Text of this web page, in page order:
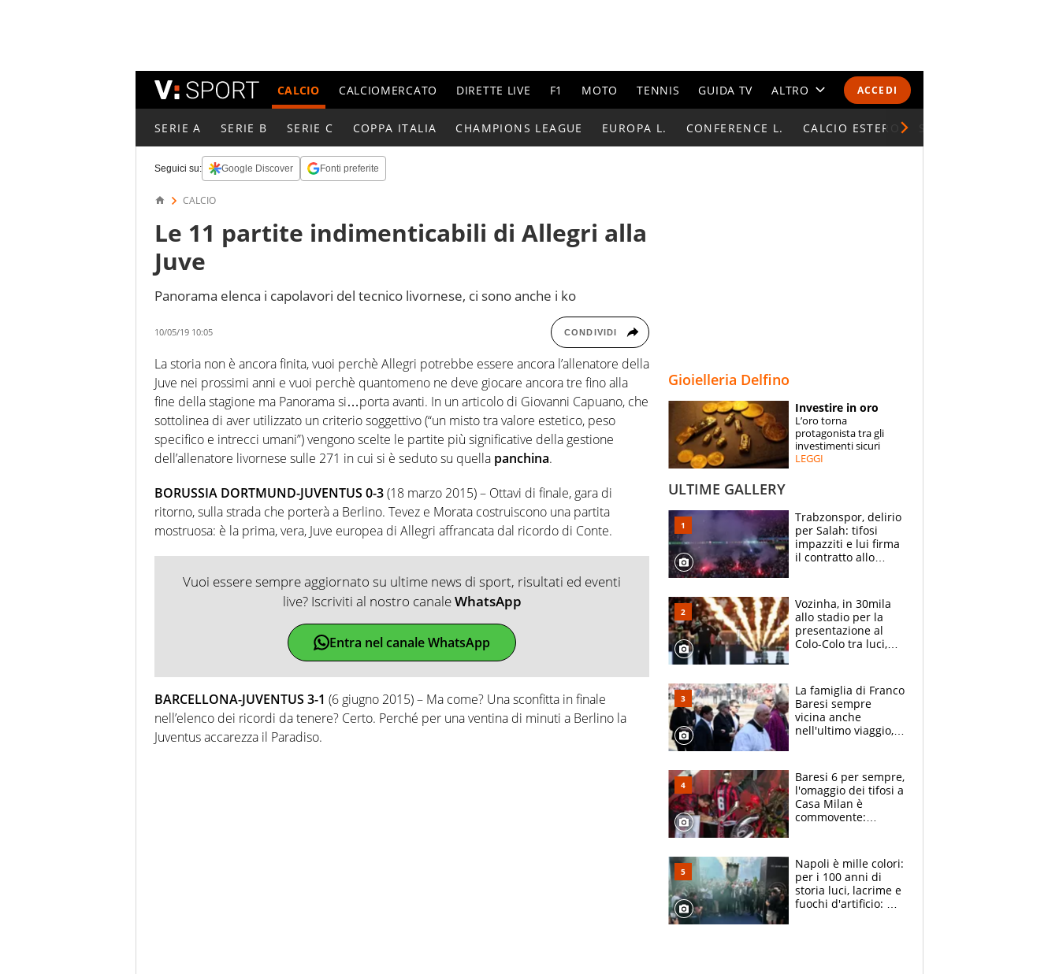
ACCEDI
CALCIO CALCIOMERCATO DIRETTE LIVE F1 MOTO TENNIS GUIDA TV ALTRO
CALENDARI E CLASSIFICHE
ESPERTI
CONTATTI
SERIE A SERIE B SERIE C COPPA ITALIA CHAMPIONS LEAGUE EUROPA L. CONFERENCE L. CALCIO ESTERO
Seguici su: Google Discover Fonti preferite
CALCIO
Le 11 partite indimenticabili di Allegri alla
Juve
Panorama elenca i capolavori del tecnico livornese, ci sono anche i ko
10/05/19 10:05 CONDIVIDI
La storia non è ancora finita, vuoi perchè Allegri potrebbe essere ancora l’allenatore della
Juve nei prossimi anni e vuoi perchè quantomeno ne deve giocare ancora tre fino alla
fine della stagione ma Panorama si…porta avanti. In un articolo di Giovanni Capuano, che
sottolinea di aver utilizzato un criterio soggettivo (“un misto tra valore estetico, peso
specifico e intrecci umani”) vengono scelte le partite più significative della gestione
dell’allenatore livornese sulle 271 in cui si è seduto su quella panchina.
BORUSSIA DORTMUND-JUVENTUS 0-3(18 marzo 2015) – Ottavi di finale, gara di
ritorno, sulla strada che porterà a Berlino. Tevez e Morata costruiscono una partita
mostruosa: è la prima, vera, Juve europea di Allegri affrancata dal ricordo di Conte.
Vuoi essere sempre aggiornato su ultime news di sport, risultati ed eventi
live? Iscriviti al nostro canaleWhatsApp
Entra nel canale WhatsApp
BARCELLONA-JUVENTUS 3-1 (6 giugno 2015) – Ma come? Una sconfitta in finale
nell’elenco dei ricordi da tenere? Certo. Perché per una ventina di minuti a Berlino la
Juventus accarezza il Paradiso.
Gioielleria Delfino
Investire in oro
L’oro torna
protagonista tra gli
investimenti sicuri
LEGGI
ULTIME GALLERY
Trabzonspor, delirio
per Salah: tifosi
impazziti e lui firma
il contratto allo
Vozinha, in 30mila
allo stadio per la
presentazione al
Colo-Colo tra luci,
La famiglia di Franco
Baresi sempre
vicina anche
nell'ultimo viaggio,
circondati
dall'affetto dei tifosi
Baresi 6 per sempre,
l'omaggio dei tifosi a
Casa Milan è
commovente:
bigliettini
Napoli è mille colori:
per i 100 anni di
storia luci, lacrime e
fuochi d'artificio: De